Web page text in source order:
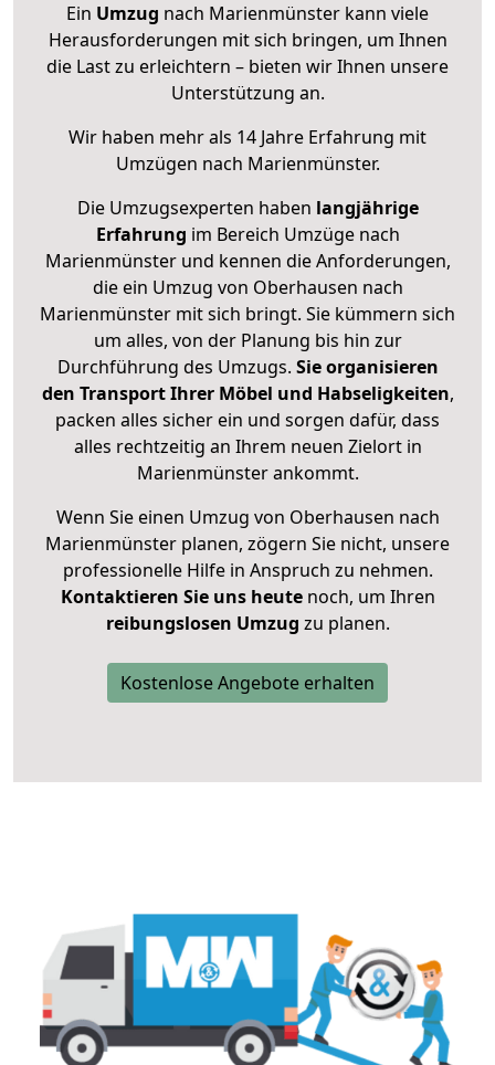
Ein Umzug nach Marienmünster kann viele
Herausforderungen mit sich bringen, um Ihnen
die Last zu erleichtern – bieten wir Ihnen unsere
Unterstützung an.
Wir haben mehr als 14 Jahre Erfahrung mit
Umzügen nach Marienmünster.
Die Umzugsexperten haben langjährige
Erfahrung im Bereich Umzüge nach
Marienmünster und kennen die Anforderungen,
die ein Umzug von Oberhausen nach
Marienmünster mit sich bringt. Sie kümmern sich
um alles, von der Planung bis hin zur
Durchführung des Umzugs. Sie organisieren
den Transport Ihrer Möbel und Habseligkeiten,
packen alles sicher ein und sorgen dafür, dass
alles rechtzeitig an Ihrem neuen Zielort in
Marienmünster ankommt.
Wenn Sie einen Umzug von Oberhausen nach
Marienmünster planen, zögern Sie nicht, unsere
professionelle Hilfe in Anspruch zu nehmen.
Kontaktieren Sie uns heutenoch, um Ihren
reibungslosen Umzug zu planen.
Kostenlose Angebote erhalten